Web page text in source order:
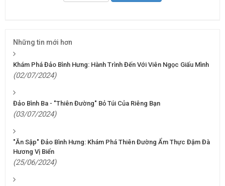
Những tin mới hơn
Khám Phá Đảo Bình Hưng: Hành Trình Đến Với Viên Ngọc Giấu Mình
(02/07/2024)
Đảo Bình Ba - "Thiên Đường" Bỏ Túi Của Riêng Bạn
(03/07/2024)
"Ăn Sập" Đảo Bình Hưng: Khám Phá Thiên Đường Ẩm Thực Đậm Đà
Hương Vị Biển
(25/06/2024)